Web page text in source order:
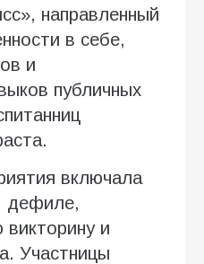
направленный
в себе,
и
публичных
включала
дефиле,
викторину и
Участницы